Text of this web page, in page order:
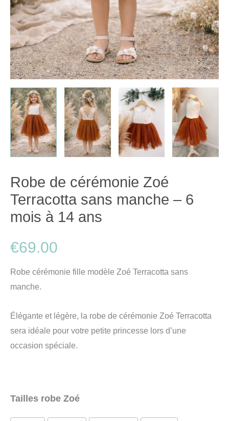
Robe de cérémonie Zoé
Terracotta sans manche – 6
mois à 14 ans
€69.00
Robe cérémonie fille modèle Zoé Terracotta sans
manche.
Élégante et légère, la robe de cérémonie Zoé Terracotta
sera idéale pour votre petite princesse lors d’une
occasion spéciale.
Tailles robe Zoé